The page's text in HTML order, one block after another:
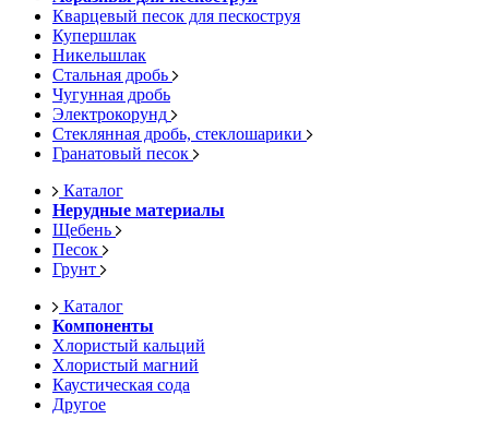
Кварцевый песок для пескоструя
Купершлак
Никельшлак
Стальная дробь
Чугунная дробь
Электрокорунд
Стеклянная дробь, стеклошарики
Гранатовый песок
Каталог
Нерудные материалы
Щебень
Песок
Грунт
Каталог
Компоненты
Хлористый кальций
Хлористый магний
Каустическая сода
Другое